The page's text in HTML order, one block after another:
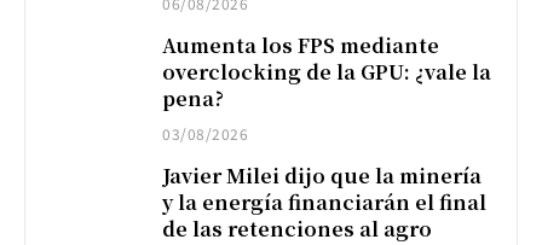
Aumenta los FPS mediante
overclocking de la GPU: ¿vale la
pena?
03/08/2026
Javier Milei dijo que la minería
y la energía financiarán el final
de las retenciones al agro